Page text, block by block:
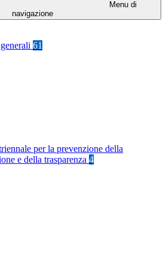
Menu di
navigazione
61
per la prevenzione della
e della trasparenza 4